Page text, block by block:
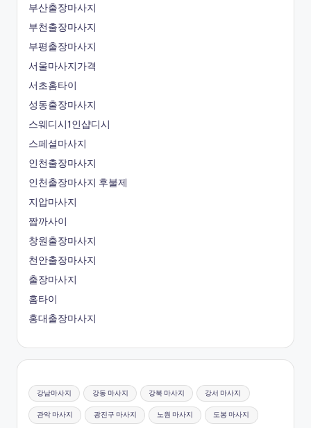
부산출장마사지
부천출장마사지
부평출장마사지
서울마사지가격
서초홈타이
성동출장마사지
스웨디시1인샵디시
스페셜마사지
인천출장마사지
인천출장마사지 후불제
지압마사지
짭까사이
창원출장마사지
천안출장마사지
출장마사지
홈타이
홍대출장마사지
강남마사지 강동 마사지 강북 마사지 강서 마사지
관악 마사지 광진구 마사지 노원 마사지 도봉 마사지